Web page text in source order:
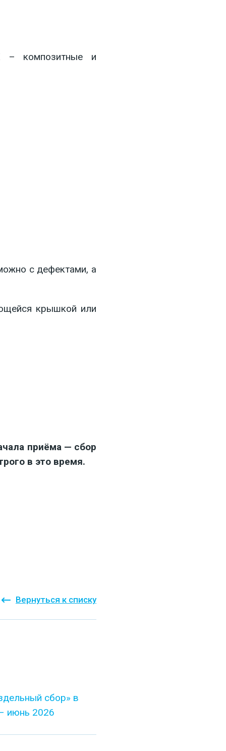
– композитные и
с дефектами, а
крышкой или
приёма — сбор
в это время.
Вернуться к списку